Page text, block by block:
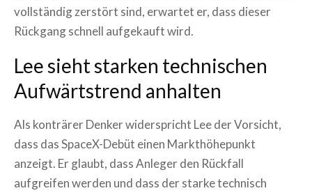
vollständig zerstört sind, erwartet er, dass dieser
Rückgang schnell aufgekauft wird.
Lee sieht starken technischen
Aufwärtstrend anhalten
Als konträrer Denker widerspricht Lee der Vorsicht,
dass das SpaceX-Debüt einen Markthöhepunkt
anzeigt. Er glaubt, dass Anleger den Rückfall
aufgreifen werden und dass der starke technisch